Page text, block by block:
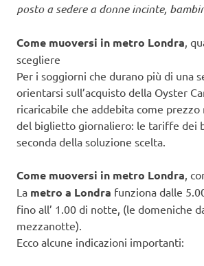
posto a sedere a donne incinte,
Come muoversi in metro Londra,
scegliere
Per i soggiorni che durano più di una
orientarsi sull’acquisto della Oyster
ricaricabile che addebita come prezzo
del biglietto giornaliero: le tariffe dei
seconda della soluzione scelta.
Come muoversi in metro Londra,
La metro a Londra funziona dalle
fino all’ 1.00 di notte, (le domeniche
mezzanotte).
Ecco alcune indicazioni importanti: